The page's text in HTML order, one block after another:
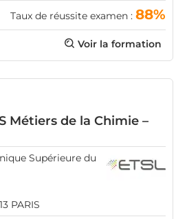
Taux de réussite examen : 88%
Voir la formation
Métiers de la Chimie –
Supérieure du
PARIS